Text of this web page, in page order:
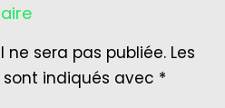
sera pas publiée. Les
indiqués avec *